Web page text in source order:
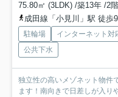
75.80㎡ (3LDK) /築13年 /2
成田線「小見川」駅 徒歩
駐輪場 インターネット対
公共下水
独立性の高いメゾネット物件
ます！南向きで日差しが入り